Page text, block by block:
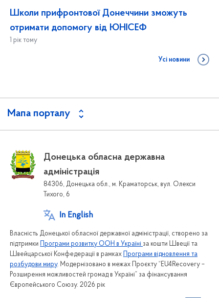
Школи прифронтової Донеччини зможуть
отримати допомогу від ЮНІСЕФ
1 рік тому
Усі новини
Мапа порталу
Донецька обласна державна
адміністрація
84306, Донецька обл., м. Краматорськ, вул. Олекси
Тихого, 6
In English
Власність Донецької обласної державної адміністрації, створено за
підтримки Програми розвитку ООН в Україні за кошти Швеції та
Швейцарської Конфедерації в рамках Програми відновлення та
розбудови миру. Модернізовано в межах Проєкту “EU4Recovery –
Розширення можливостей громад в Україні” за фінансування
Європейського Союзу. 2026 рік